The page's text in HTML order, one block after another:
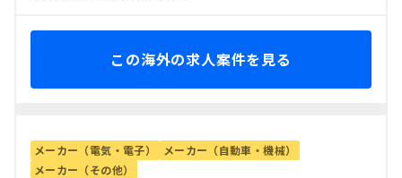
この海外の求人案件を見る
メーカー（電気・電子）
メーカー（自動車・機械）
メーカー（その他）